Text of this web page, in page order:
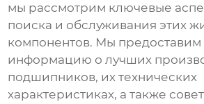
мы рассмотрим ключевые
поиска и обслуживания этих
компонентов. Мы предоставим
информацию о лучших
подшипников, их технических
характеристиках, а также